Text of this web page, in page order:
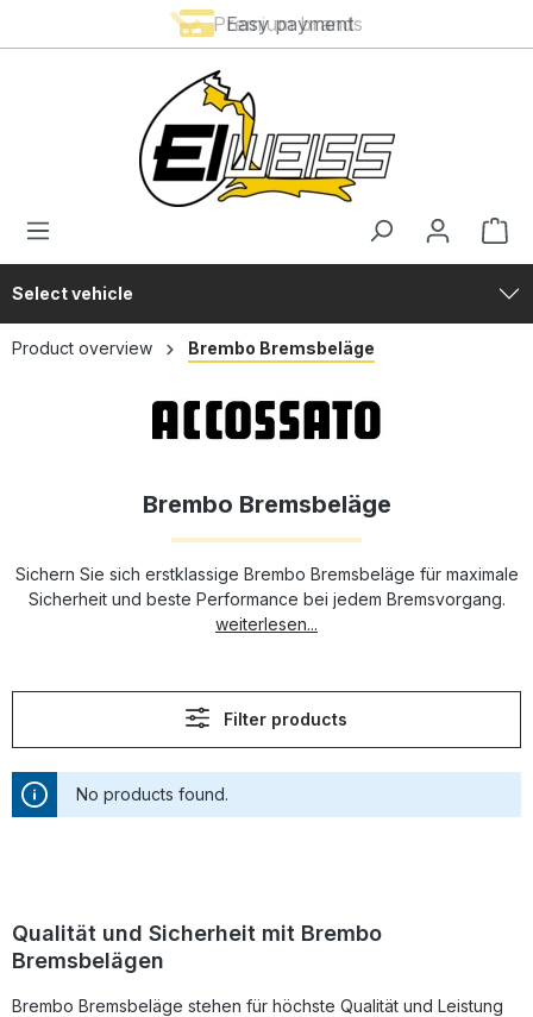
Premium brands
Easy payment
Select vehicle
Product overview Brembo Bremsbeläge
Brembo Bremsbeläge
Sichern Sie sich erstklassige Brembo Bremsbeläge für maximale
Sicherheit und beste Performance bei jedem Bremsvorgang.
weiterlesen...
Filter products
No products found.
Qualität und Sicherheit mit Brembo
Bremsbelägen
Brembo Bremsbeläge stehen für höchste Qualität und Leistung